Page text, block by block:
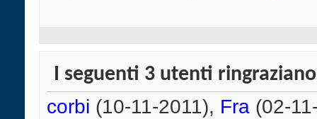
I seguenti 3 utenti
corbi (10-11-2011), Fra (02-